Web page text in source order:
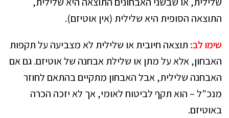
התוצאה הסופית היא שלילית (אין אוטיזם).
שימו לב: תוצאה חיובית או שלילית לא מצביעה על תקפות
האבחון, אלא על מתן או שלילת אבחנה של אוטיזם. גם אם
האבחנה שלילית, אבל האבחון מתקיים בהתאם לחוזר
מנכ"ל – הוא תקף לביטוח לאומי, אך לא יזכה הכרה
באוטיזם.